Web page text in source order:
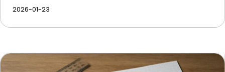
2026-01-23